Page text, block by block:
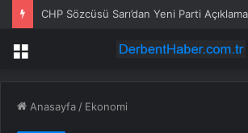
Menü
Anasayfa / Ekonomi